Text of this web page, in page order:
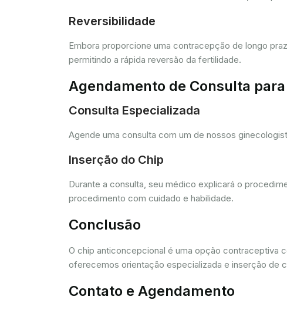
Reversibilidade
Embora proporcione uma contracepção de longo
permitindo a rápida reversão da fertilidade.
Agendamento de Consulta
Consulta Especializada
Agende uma consulta com um de nossos
Inserção do Chip
Durante a consulta, seu médico explicará o
procedimento com cuidado e habilidade.
Conclusão
O chip anticoncepcional é uma opção contraceptiva
oferecemos orientação especializada e inserção de
Contato e Agendamento